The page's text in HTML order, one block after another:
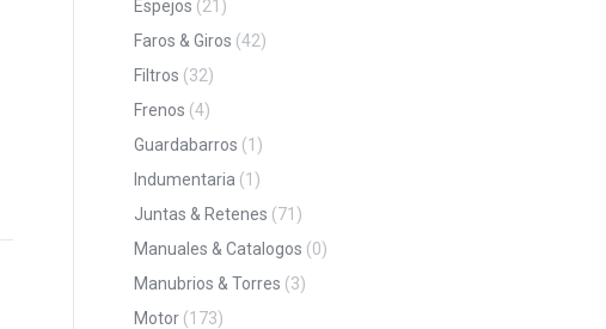
Espejos (21)
Faros & Giros (42)
Filtros (32)
Frenos (4)
Guardabarros (1)
Indumentaria (1)
Juntas & Retenes (71)
Manuales & Catalogos (0)
Manubrios & Torres (3)
Motor (173)